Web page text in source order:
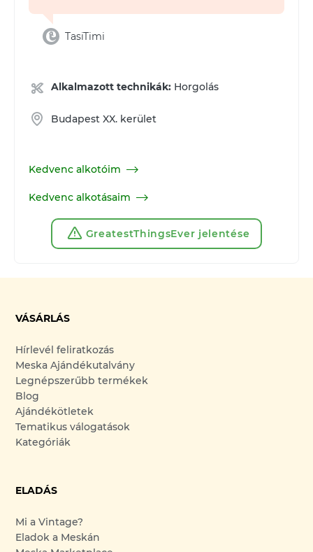
TasiTimi
Alkalmazott technikák: Horgolás
Budapest XX. kerület
Kedvenc alkotóim
Kedvenc alkotásaim
GreatestThingsEver jelentése
VÁSÁRLÁS
Hírlevél feliratkozás
Meska Ajándékutalvány
Legnépszerűbb termékek
Blog
Ajándékötletek
Tematikus válogatások
Kategóriák
ELADÁS
Mi a Vintage?
Eladok a Meskán